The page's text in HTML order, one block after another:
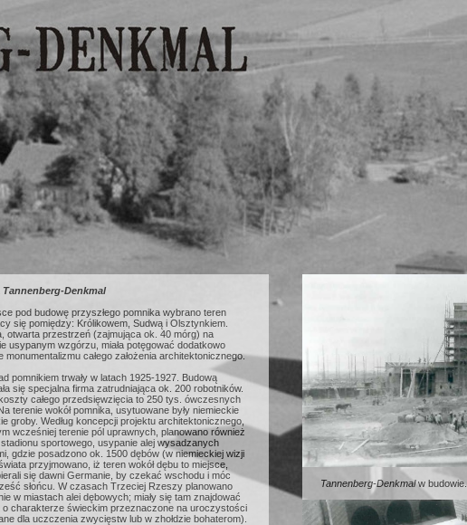
Tannenberg-Denkmal
pod budowę przyszłego pomnika wybrano teren
się pomiędzy: Królikowem, Sudwą i Olsztynkiem.
otwarta przestrzeń (zajmująca ok. 40 mórg) na
usypanym wzgórzu, miała potęgować dodatkowo
monumentalizmu całego założenia architektonicznego.
pomnikiem trwały w latach 1925-1927. Budową
się specjalna firma zatrudniająca ok. 200 robotników.
całego przedsięwzięcia to 250 tys. ówczesnych
terenie wokół pomnika, usytuowane były niemieckie
groby. Według koncepcji projektu architektonicznego,
wcześniej terenie pól uprawnych, planowano również
sportowego, usypanie alej wysadzanych
gdzie posadzono ok. 1500 dębów (w niemieckiej wizji
przyjmowano, iż teren wokół dębu to miejsce,
się dawni Germanie, by czekać wschodu i móc
słońcu. W czasach Trzeciej Rzeszy planowano
w miastach alei dębowych; miały się tam znajdować
o charakterze świeckim przeznaczone na uroczystości
dla uczczenia zwycięstw lub w zhołdzie bohaterom).
Tannenberg-Denkmalw budowie.